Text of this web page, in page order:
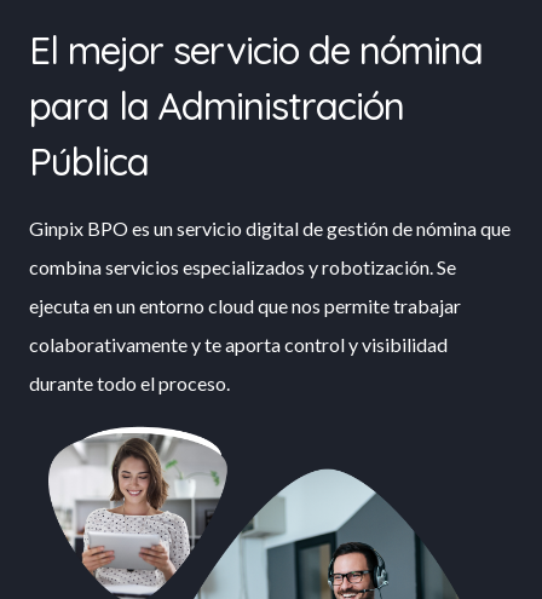
El mejor servicio de nómina
para la Administración
Pública
Ginpix BPO es un servicio digital de gestión de nómina que
combina servicios especializados y robotización. Se
ejecuta en un entorno cloud que nos permite trabajar
colaborativamente y te aporta control y visibilidad
durante todo el proceso.